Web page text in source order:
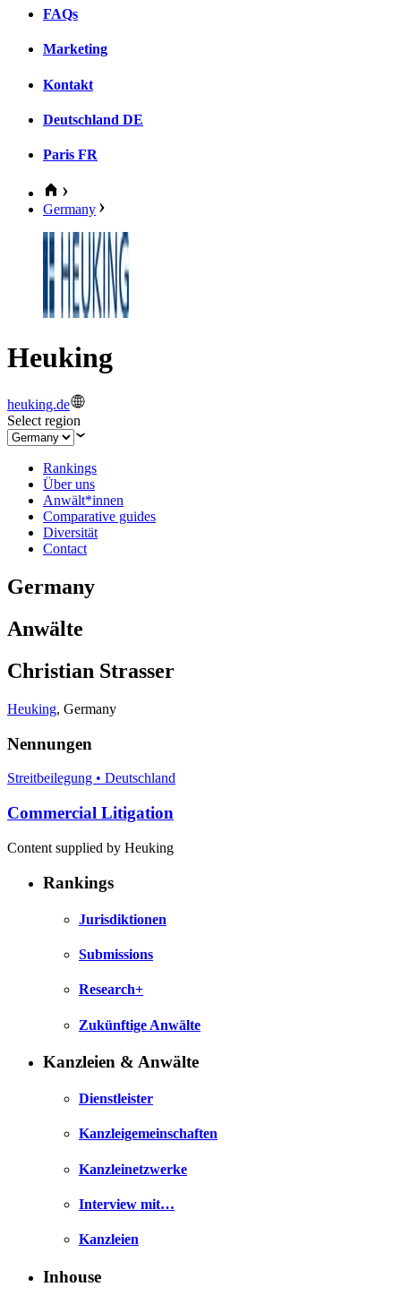
FAQs
Marketing
Kontakt
Deutschland DE
Paris FR
Germany
Heuking
heuking.de
Select region
Rankings
Über uns
Anwält*innen
Comparative guides
Diversität
Contact
Germany
Anwälte
Christian Strasser
Heuking, Germany
Nennungen
Streitbeilegung • Deutschland
Commercial Litigation
Content supplied by Heuking
Rankings
Jurisdiktionen
Submissions
Research+
Zukünftige Anwälte
Kanzleien & Anwälte
Dienstleister
Kanzleigemeinschaften
Kanzleinetzwerke
Interview mit…
Kanzleien
Inhouse